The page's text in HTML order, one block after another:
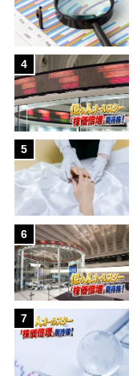
4
5
6
7